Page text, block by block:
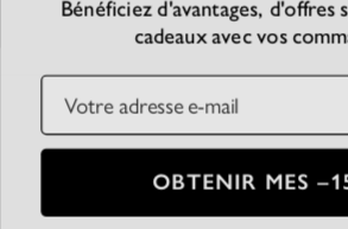
QUI SOMMES-NOUS?
Blog
D’accessibilité
Témoignages
Suivre votre commande
Conditions générales
SERVICE CLIENT
Centre d'aide
Conditions de retour
Bénéficiez d'avantages, d'offres
cadeaux avec vos
Email
OBTENIR MES